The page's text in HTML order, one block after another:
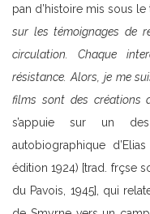
pan d’histoire mis sous le
sur les témoignages de
circulation. Chaque
résistance. Alors, je me
films sont des créations
s’appuie sur un
autobiographique
édition 1924) [trad. frçse
du Pavois, 1945], qui